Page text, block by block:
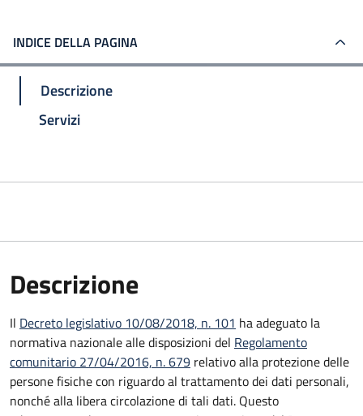
INDICE DELLA PAGINA
Descrizione
Servizi
Descrizione
Il Decreto legislativo 10/08/2018, n. 101 ha adeguato la
normativa nazionale alle disposizioni del Regolamento
comunitario 27/04/2016, n. 679 relativo alla protezione delle
persone fisiche con riguardo al trattamento dei dati personali,
nonché alla libera circolazione di tali dati. Questo